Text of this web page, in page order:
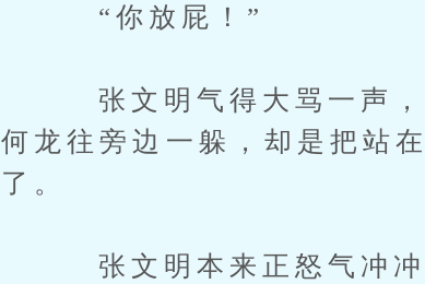
“你放屁！”
张文明气得大骂一声，
何龙往旁边一躲，却是把站
了。
张文明本来正怒气冲冲的